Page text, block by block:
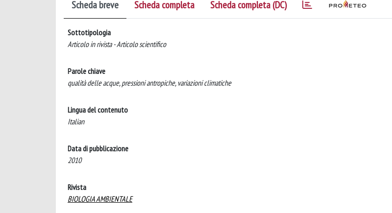
Scheda breve Scheda completa Scheda completa (DC)
Sottotipologia
Articolo in rivista - Articolo scientifico
Parole chiave
qualità delle acque, pressioni antropiche, variazioni climatiche
Lingua del contenuto
Italian
Data di pubblicazione
2010
Rivista
BIOLOGIA AMBIENTALE